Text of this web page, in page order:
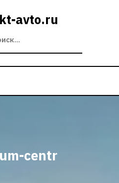
avto.ru
centr